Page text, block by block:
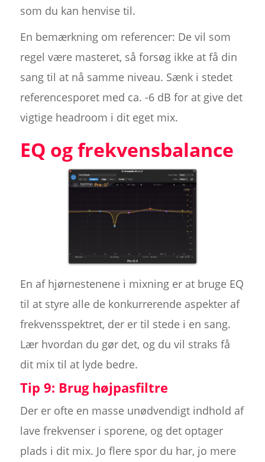
som du kan henvise til.
En bemærkning om referencer: De vil som
regel være masteret, så forsøg ikke at få din
sang til at nå samme niveau. Sænk i stedet
referencesporet med ca. -6 dB for at give det
vigtige headroom i dit eget mix.
EQ og frekvensbalance
En af hjørnestenene i mixning er at bruge EQ
til at styre alle de konkurrerende aspekter af
frekvensspektret, der er til stede i en sang.
Lær hvordan du gør det, og du vil straks få
dit mix til at lyde bedre.
Tip 9: Brug højpasfiltre
Der er ofte en masse unødvendigt indhold af
lave frekvenser i sporene, og det optager
plads i dit mix. Jo flere spor du har, jo mere